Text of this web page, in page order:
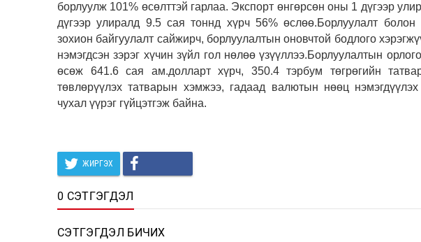
борлуулж 101% өсөлттэй гарлаа. Экспорт өнгөрсөн оны 1 дүгээр
дүгээр улиралд 9.5 сая тоннд хүрч 56% өслөө.Борлуулалт болон
зохион байгуулалт сайжирч, борлуулалтын оновчтой бодлого
нэмэгдсэн зэрэг хүчин зүйл гол нөлөө үзүүллээ.Борлуулалтын
өсөж 641.6 сая ам.долларт хүрч, 350.4 тэрбум төгрөгийн
төвлөрүүлэх татварын хэмжээ, гадаад валютын нөөц нэмэгдүүлэх
чухал үүрэг гүйцэтгэж байна.
ЖИРГЭХ
0 СЭТГЭГДЭЛ
СЭТГЭГДЭЛ БИЧИХ